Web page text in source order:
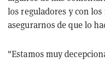
los reguladores y con
asegurarnos de que lo
"Estamos muy